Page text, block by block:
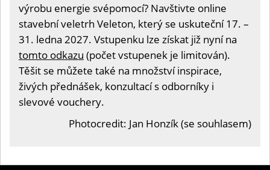
výrobu energie svépomocí? Navštivte online
stavební veletrh Veleton, který se uskuteční 17. –
31. ledna 2027. Vstupenku lze získat již nyní na
tomto odkazu (počet vstupenek je limitován).
Těšit se můžete také na množství inspirace,
živých přednášek, konzultací s odborníky i
slevové vouchery.
Photocredit: Jan Honzík (se souhlasem)